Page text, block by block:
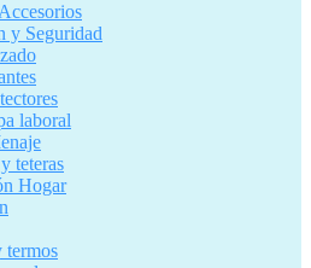
y Seguridad
laboral
teteras
Hogar
termos